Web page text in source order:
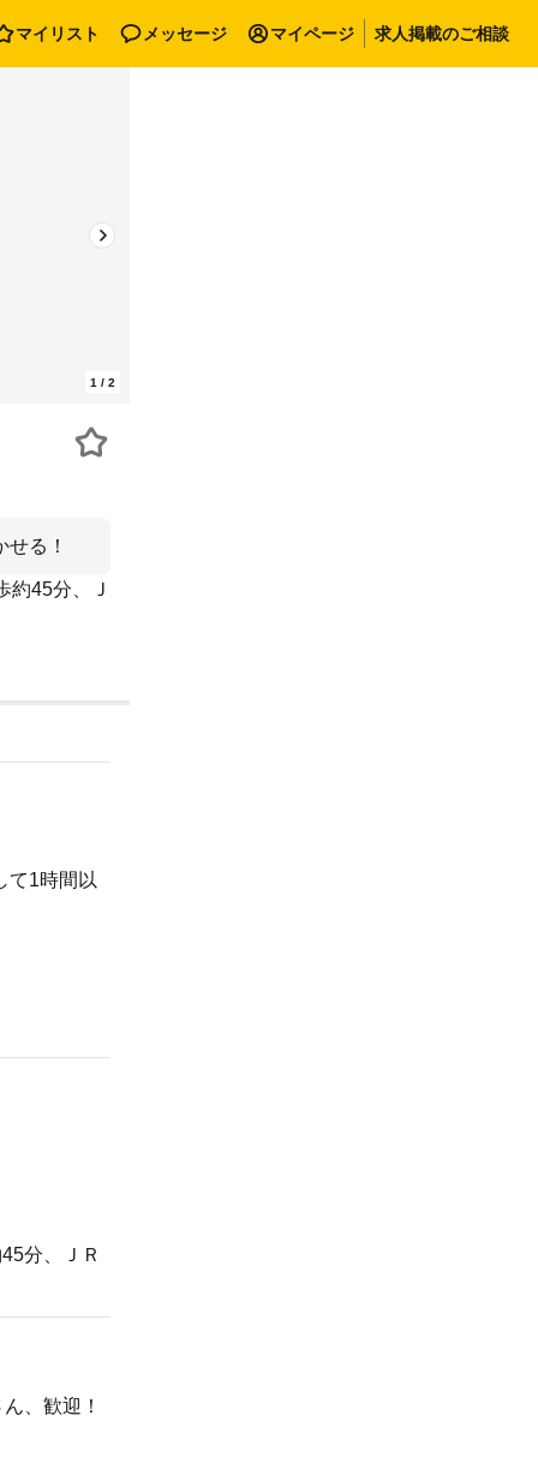
マイリスト メッセージ マイページ 求人掲載のご相談
1 / 2
る！
約45分、Ｊ
て1時間以
分、ＪＲ
、歓迎！